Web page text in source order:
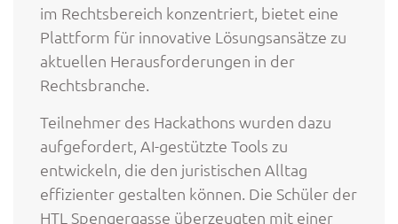
im Rechtsbereich konzentriert, bietet eine
Plattform für innovative Lösungsansätze zu
aktuellen Herausforderungen in der
Rechtsbranche.
Teilnehmer des Hackathons wurden dazu
aufgefordert, AI-gestützte Tools zu
entwickeln, die den juristischen Alltag
effizienter gestalten können. Die Schüler der
HTL Spengergasse überzeugten mit einer